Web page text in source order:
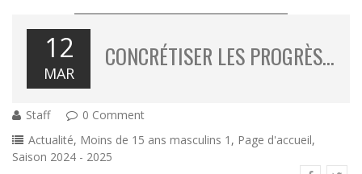
12
MAR
CONCRÉTISER LES PROGRÈS…
Staff
0 Comment
Actualité, Moins de 15 ans masculins 1 , Page d'accueil,
Saison 2024 - 2025